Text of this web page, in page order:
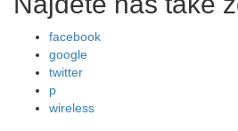
facebook
google
twitter
p
wireless